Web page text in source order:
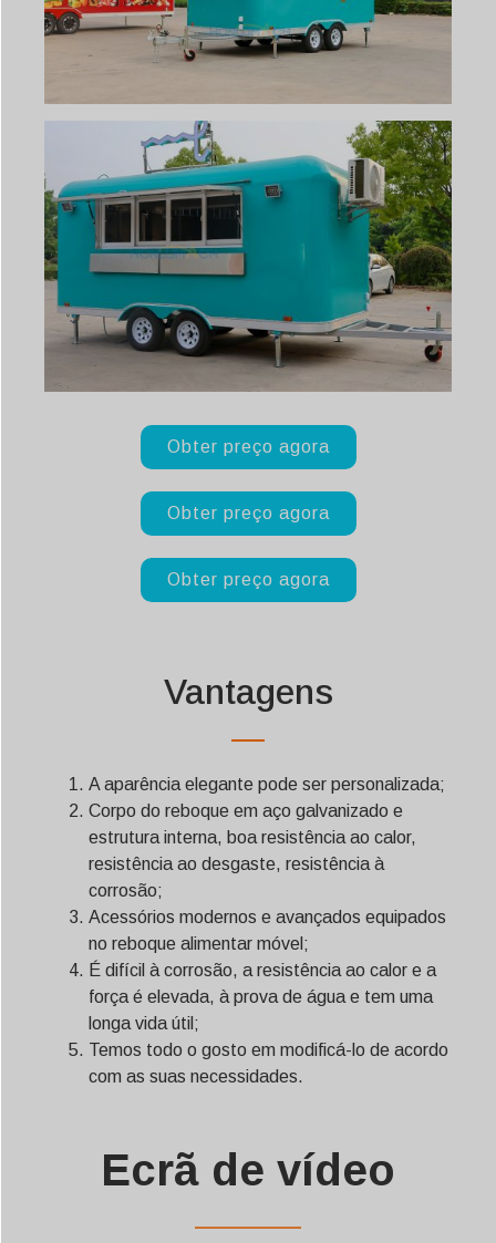
Obter preço agora
Obter preço agora
Obter preço agora
Vantagens
A aparência elegante pode ser personalizada;
Corpo do reboque em aço galvanizado e
estrutura interna, boa resistência ao calor,
resistência ao desgaste, resistência à
corrosão;
Acessórios modernos e avançados equipados
no reboque alimentar móvel;
É difícil à corrosão, a resistência ao calor e a
força é elevada, à prova de água e tem uma
longa vida útil;
Temos todo o gosto em modificá-lo de acordo
com as suas necessidades.
Ecrã de vídeo
——————